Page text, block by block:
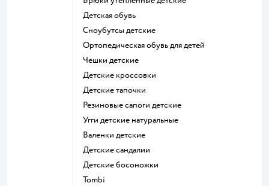
Детская обувь
Сноубутсы детские
Ортопедическая обувь для детей
Чешки детские
Детские кроссовки
Детские тапочки
Резиновые сапоги детские
Угги детские натуральные
Валенки детские
Детские сандалии
Детские босоножки
Tombi